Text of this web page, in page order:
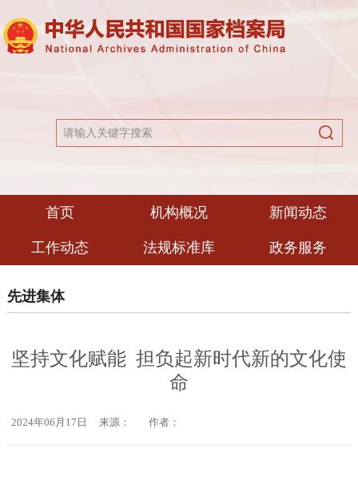
首页 机构概况 新闻动态
工作动态 法规标准库 政务服务
先进集体
坚持文化赋能 担负起新时代新的文化使
命
2024年06月17日 来源： 作者：